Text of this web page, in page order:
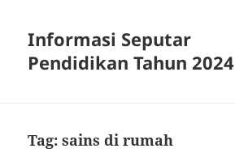
Informasi Seputar
Pendidikan Tahun 2024
Tag:sains di rumah